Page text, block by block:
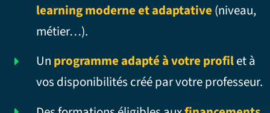
learning moderne et adaptative (niveau,
métier…).
Un programme adapté à votre profilet à
vos disponibilités créé par votre professeur.